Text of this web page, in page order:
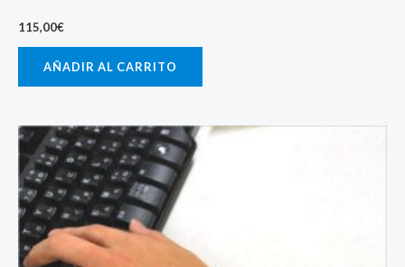
115,00€
AÑADIR AL CARRITO